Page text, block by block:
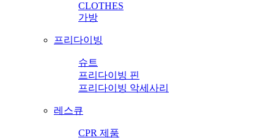
CLOTHES
가방
프리다이빙
슈트
프리다이빙 핀
프리다이빙 악세사리
레스큐
CPR 제품